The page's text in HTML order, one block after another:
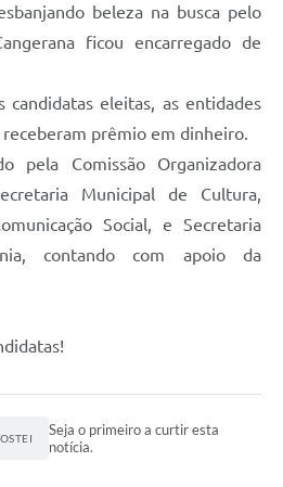
beleza na busca pelo
ficou encarregado de
candidatas eleitas, as entidades
prêmio em dinheiro.
pela Comissão Organizadora
Municipal de Cultura,
Social, e Secretaria
contando com apoio da
Seja o primeiro a curtir esta
notícia.